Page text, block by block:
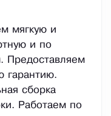
мягкую и
и по
Предоставляем
гарантию.
сборка
Работаем по